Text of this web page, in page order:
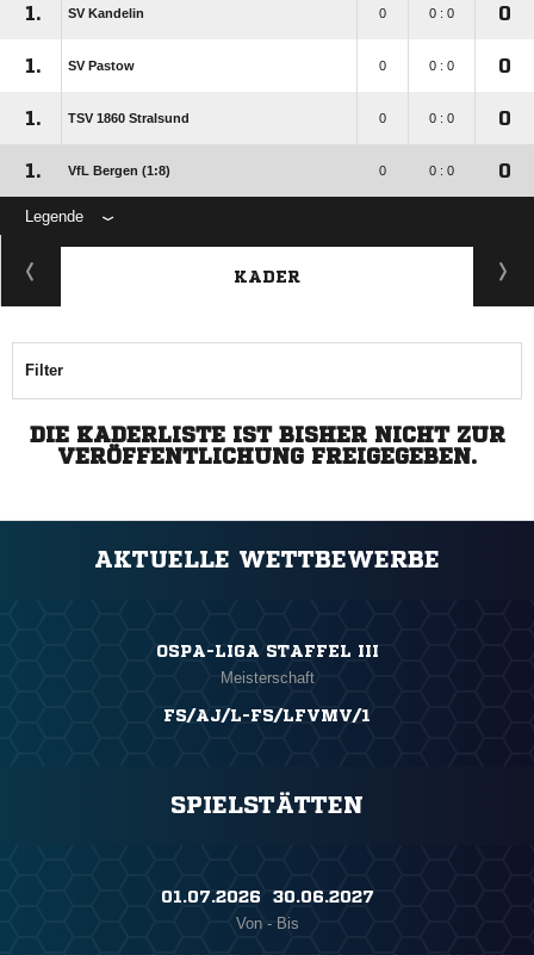
1. SV Kandelin 0 0 : 0 0
1. SV Pastow 0 0 : 0 0
1. TSV 1860 Stralsund 0 0 : 0 0
1. VfL Bergen (1:8) 0 0 : 0 0
Legende
KADER
Filter
DIE KADERLISTE IST BISHER NICHT ZUR
VERÖFFENTLICHUNG FREIGEGEBEN.
AKTUELLE WETTBEWERBE
OSPA-LIGA STAFFEL III
Meisterschaft
FS/AJ/L-FS/LFVMV/1
SPIELSTÄTTEN
01.07.2026 ​ 30.06.2027
Von - Bis